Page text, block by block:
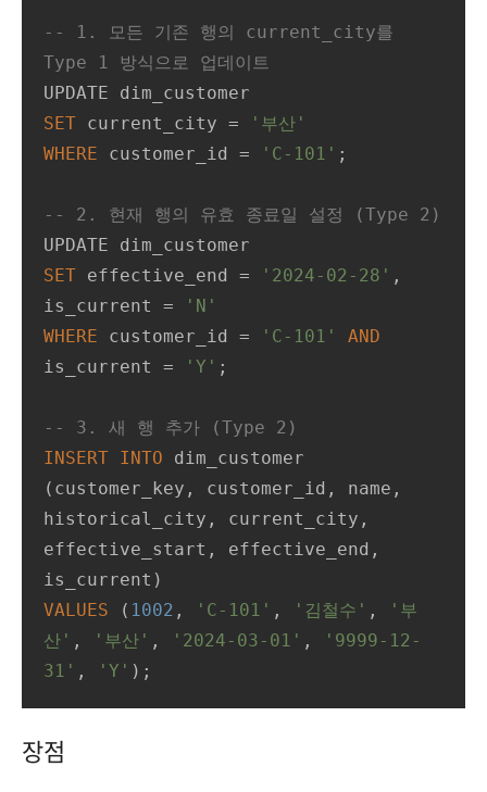
-- 1. 모든 기존 행의 current_city를
Type 1 방식으로 업데이트
SET current_city =
'부산'
WHERE customer_id = 'C-101' ;
-- 2. 현재 행의 유효 종료일 설정 (Type 2)
SET effective_end = '2024-02-28' ,
is_current =
'N'
WHERE customer_id = 'C-101'
AND
is_current = 'Y' ;
-- 3. 새 행 추가 (Type 2)
INSERT INTO dim_customer
(customer_key, customer_id, name,
historical_city, current_city,
effective_start, effective_end,
VALUES ( 1002 , 'C-101' , '김철수' ,
'부
산' , '부산' , '2024-03-01' ,
'9999-12-
31' , 'Y' );
장점